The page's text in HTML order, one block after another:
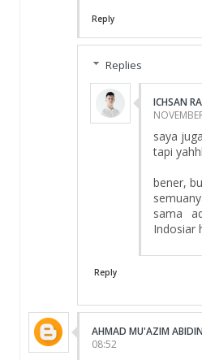
Reply
Replies
ICHSAN
saya
tapi
bener,
sama
Indosiar
Reply
AHMAD MU'AZIM ABIDIN
08:52